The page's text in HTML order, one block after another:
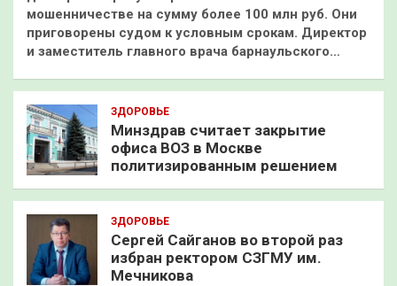
мошенничестве на сумму более 100 млн руб. Они
приговорены судом к условным срокам. Директор
и заместитель главного врача барнаульского…
ЗДОРОВЬЕ
Минздрав считает закрытие
офиса ВОЗ в Москве
политизированным решением
ЗДОРОВЬЕ
Сергей Сайганов во второй раз
избран ректором СЗГМУ им.
Мечникова